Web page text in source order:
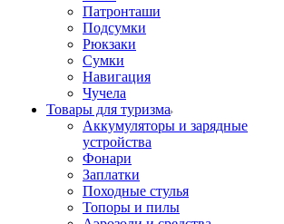
Патронташи
Подсумки
Рюкзаки
Сумки
Навигация
Чучела
Товары для туризма
Аккумуляторы и зарядные
устройства
Фонари
Заплатки
Походные стулья
Топоры и пилы